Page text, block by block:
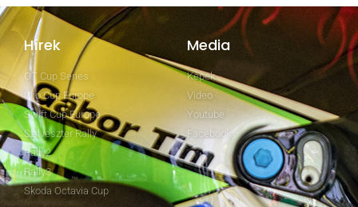
Hírek
GT Cup Series
Clio Cup Europe
Swift Cup Europe
Szilveszter Rally
Rally2
Rally3
Skoda Octavia Cup
Media
Képek
Video
Youtube
Facebook